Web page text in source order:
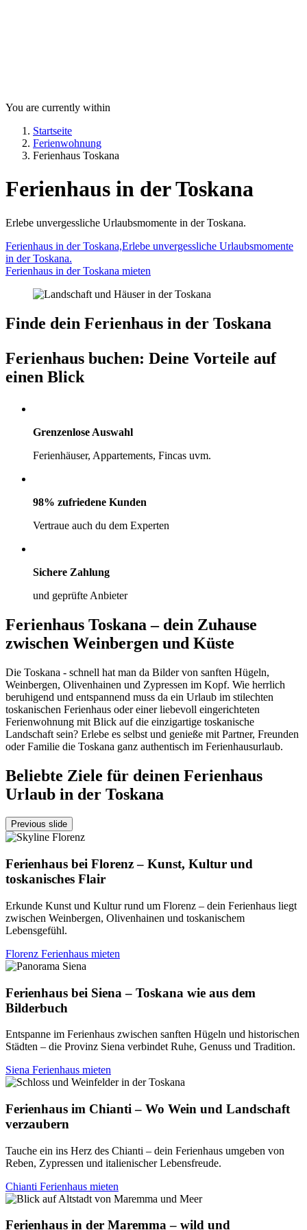
You are currently within
Startseite
Ferienwohnung
Ferienhaus Toskana
Ferienhaus in der Toskana
Erlebe unvergessliche Urlaubsmomente in der Toskana.
Ferienhaus in der Toskana,Erlebe unvergessliche Urlaubsmomente
in der Toskana.
Ferienhaus in der Toskana mieten
Finde dein Ferienhaus in der Toskana
Ferienhaus buchen: Deine Vorteile auf
einen Blick
Grenzenlose Auswahl
Ferienhäuser, Appartements, Fincas uvm.
98% zufriedene Kunden
Vertraue auch du dem Experten
Sichere Zahlung
und geprüfte Anbieter
Ferienhaus Toskana – dein Zuhause
zwischen Weinbergen und Küste
Die Toskana - schnell hat man da Bilder von sanften Hügeln,
Weinbergen, Olivenhainen und Zypressen im Kopf. Wie herrlich
beruhigend und entspannend muss da ein Urlaub im stilechten
toskanischen Ferienhaus oder einer liebevoll eingerichteten
Ferienwohnung mit Blick auf die einzigartige toskanische
Landschaft sein? Erlebe es selbst und genieße mit Partner, Freunden
oder Familie die Toskana ganz authentisch im Ferienhausurlaub.
Beliebte Ziele für deinen Ferienhaus
Urlaub in der Toskana
Previous slide
Ferienhaus bei Florenz – Kunst, Kultur und
toskanisches Flair
Erkunde Kunst und Kultur rund um Florenz – dein Ferienhaus liegt
zwischen Weinbergen, Olivenhainen und toskanischem
Lebensgefühl.
Florenz Ferienhaus mieten
Ferienhaus bei Siena – Toskana wie aus dem
Bilderbuch
Entspanne im Ferienhaus zwischen sanften Hügeln und historischen
Städten – die Provinz Siena verbindet Ruhe, Genuss und Tradition.
Siena Ferienhaus mieten
Ferienhaus im Chianti – Wo Wein und Landschaft
verzaubern
Tauche ein ins Herz des Chianti – dein Ferienhaus umgeben von
Reben, Zypressen und italienischer Lebensfreude.
Chianti Ferienhaus mieten
Ferienhaus in der Maremma – wild und